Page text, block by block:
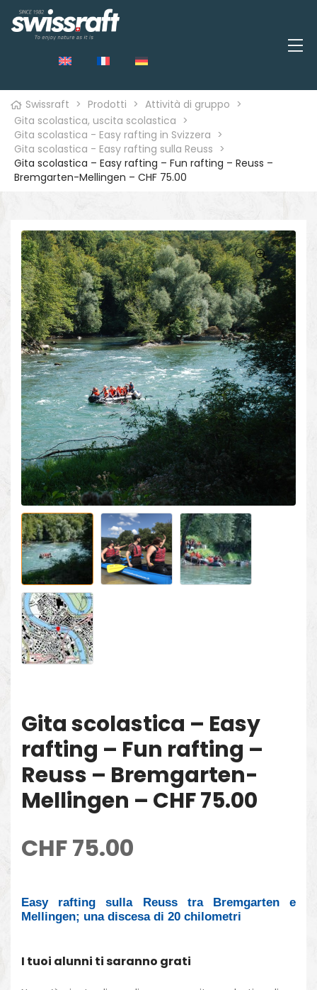
Swissraft > Prodotti > Attività di gruppo >
Gita scolastica, uscita scolastica >
Gita scolastica - Easy rafting in Svizzera >
Gita scolastica - Easy rafting sulla Reuss >
Gita scolastica – Easy rafting – Fun rafting – Reuss –
Bremgarten-Mellingen – CHF 75.00
🔍
Gita scolastica – Easy
rafting – Fun rafting –
Reuss – Bremgarten-
Mellingen – CHF 75.00
CHF75.00
Easy rafting sulla Reuss tra Bremgarten e
Mellingen; una discesa di 20 chilometri
I tuoi alunni ti saranno grati